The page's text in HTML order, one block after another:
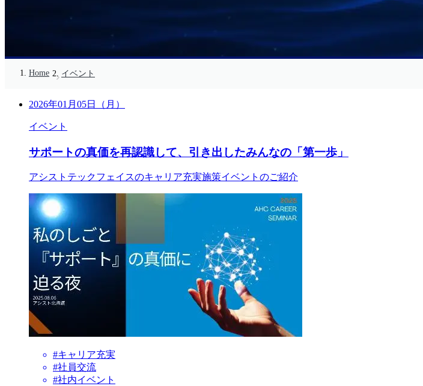
Home イベント
2026年01月05日（月）
イベント
サポートの真価を再認識して、引き出したみんなの「第一歩」
アシストテックフェイスのキャリア充実施策イベントのご紹介
#キャリア充実
#社員交流
#社内イベント